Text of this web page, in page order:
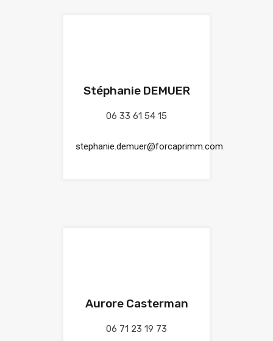
Stéphanie DEMUER
06 33 61 54 15
stephanie.demuer@forcaprimm.com
Aurore Casterman
06 71 23 19 73